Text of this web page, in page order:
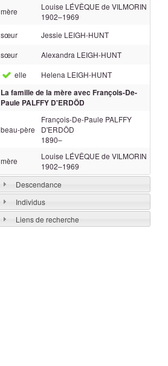
mère Louise LÉVÊQUE de VILMORIN
1902–1969
sœur
Jessie LEIGH-HUNT
sœur
Alexandra LEIGH-HUNT
elle
Helena LEIGH-HUNT
La famille de la mère avecFrançois-De-
Paule PALFFY D'ERDÖD
beau-père
François-De-Paule PALFFY
D'ERDÖD
1890–
mère Louise LÉVÊQUE de VILMORIN
1902–1969
Descendance
Individus
Liens de recherche